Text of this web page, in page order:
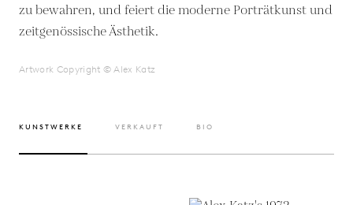
zu bewahren, und feiert die moderne Porträtkunst und
zeitgenössische Ästhetik.
Artwork Copyright © Alex Katz
KUNSTWERKE VERKAUFT BIO